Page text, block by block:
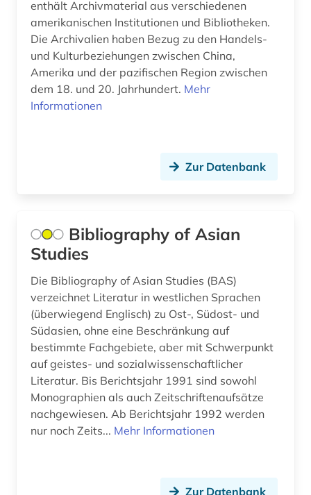
statistik (1)
südamerika (1)
südasien (3)
südostasien (5)
usa (1)
virtuelle fachbibliothek (1)
volkserzählung (1)
volkslied (1)
volksreligion (2)
wirtschaftsrecht (1)
wirtschaftswissenschaften (1)
Nordrhein-Westfalen (1)
Norwegen (2)
Oesterreich (2)
Polen (2)
Rheinland-Pfalz (1)
Roemisches Reich (1)
Rumänien (1)
Russland, Sowjetunion (2)
Saarland (1)
Schweden (1)
enthält Archivmaterial aus verschiedenen
amerikanischen Institutionen und Bibliotheken.
Die Archivalien haben Bezug zu den Handels-
und Kulturbeziehungen zwischen China,
Amerika und der pazifischen Region zwischen
dem 18. und 20. Jahrhundert. Mehr
Informationen
Zur Datenbank
Bibliography of Asian
Studies
Die Bibliography of Asian Studies (BAS)
verzeichnet Literatur in westlichen Sprachen
(überwiegend Englisch) zu Ost-, Südost- und
Südasien, ohne eine Beschränkung auf
bestimmte Fachgebiete, aber mit Schwerpunkt
auf geistes- und sozialwissenschaftlicher
Literatur. Bis Berichtsjahr 1991 sind sowohl
Monographien als auch Zeitschriftenaufsätze
nachgewiesen. Ab Berichtsjahr 1992 werden
nur noch Zeits... Mehr Informationen
Zur Datenbank